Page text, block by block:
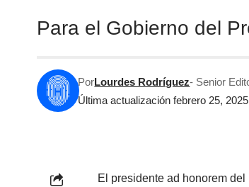
Para el Gobierno del
Última actualización febrero 25,
PorLourdes Rodríguez- Senior
El presidente ad honorem